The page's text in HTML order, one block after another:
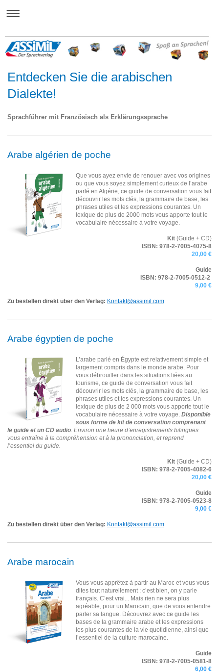
Entdecken Sie die arabischen
Dialekte!
Sprachführer mit Französisch als Erklärungssprache
Arabe algérien de poche
Que vous ayez envie de renouer avec vos origines
ou que vous soyez simplement curieux de l’arabe
parlé en Algérie, ce guide de conversation vous fait
découvrir les mots clés, la grammaire de base, les
phrases utiles et les expressions courantes. Un
lexique de plus de 2000 mots vous apporte tout le
vocabulaire nécessaire à votre voyage.
Kit (Guide + CD)
ISBN: 978-2-7005-4075-8
20,00 €
Guide
ISBN: 978-2-7005-0512-2
9,00 €
Zu bestellen direkt über den Verlag: Kontakt@assimil.com
Arabe égyptien de poche
L’arabe parlé en Égypte est relativement simple et
largement compris dans le monde arabe. Pour
vous débrouiller dans les situations liées au
tourisme, ce guide de conversation vous fait
découvrir les mots clés, la grammaire de base, les
phrases utiles et les expressions courantes. Un
lexique de plus de 2 000 mots vous apporte tout le
vocabulaire nécessaire à votre voyage. Disponible
sous forme de kit de conversation comprenant
le guide et un CD audio . Environ une heure d’enregistrements bilingues
vous entraîne à la compréhension et à la prononciation, et reprend
l’essentiel du guide.
Kit (Guide + CD)
ISBN: 978-2-7005-4082-6
20,00 €
Guide
ISBN: 978-2-7005-0523-8
9,00 €
Zu bestellen direkt über den Verlag: Kontakt@assimil.com
Arabe marocain
Vous vous apprêtez à partir au Maroc et vous vous
dites tout naturellement : c’est bien, on y parle
français. C’est vrai... Mais rien ne sera plus
agréable, pour un Marocain, que de vous entendre
parler sa langue. Découvrez avec ce guide les
bases de la grammaire arabe et les expressions
les plus courantes de la vie quotidienne, ainsi que
l’essentiel de la culture marocaine.
Guide
ISBN: 978-2-7005-0581-8
6,00 €